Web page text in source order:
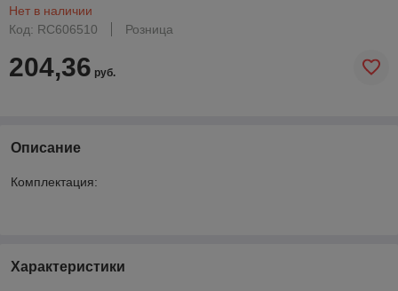
Нет в наличии
Код: RC606510
Розница
204,36 руб.
Описание
Комплектация:
Характеристики